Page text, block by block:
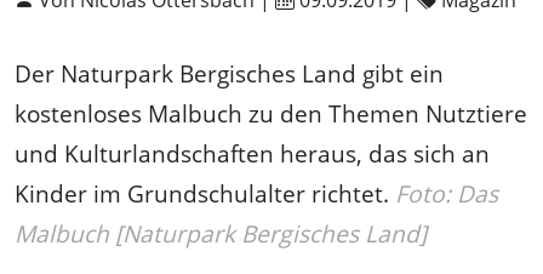
Der Naturpark Bergisches Land gibt ein
kostenloses Malbuch zu den Themen Nutztiere
und Kulturlandschaften heraus, das sich an
Kinder im Grundschulalter richtet. Foto: Das
Malbuch [Naturpark Bergisches Land]